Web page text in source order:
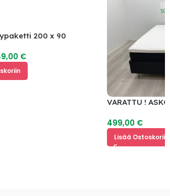
200 x 90
€
VARATTU ! ASKO
499,00€
Lisää Ostoskoriin